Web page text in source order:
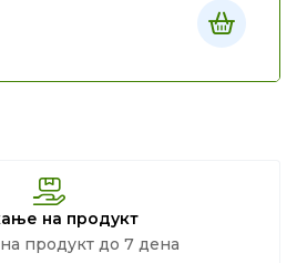
на продукт
продукт до 7 дена